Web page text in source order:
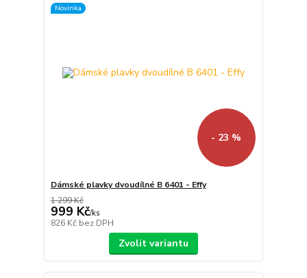
Novinka
- 23 %
Dámské plavky dvoudílné B 6401 - Effy
1 299 Kč
999 Kč/ks
826 Kč bez DPH
Zvolit variantu